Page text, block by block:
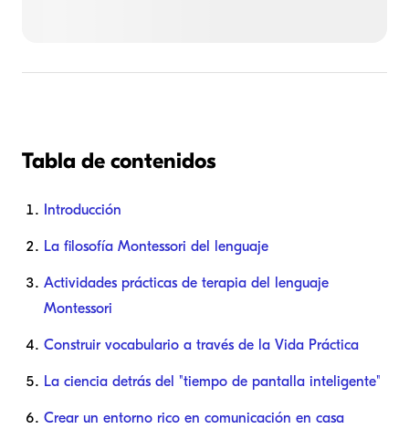
Tabla de contenidos
Introducción
La filosofía Montessori del lenguaje
Actividades prácticas de terapia del lenguaje
Montessori
Construir vocabulario a través de la Vida Práctica
La ciencia detrás del "tiempo de pantalla inteligente"
Crear un entorno rico en comunicación en casa